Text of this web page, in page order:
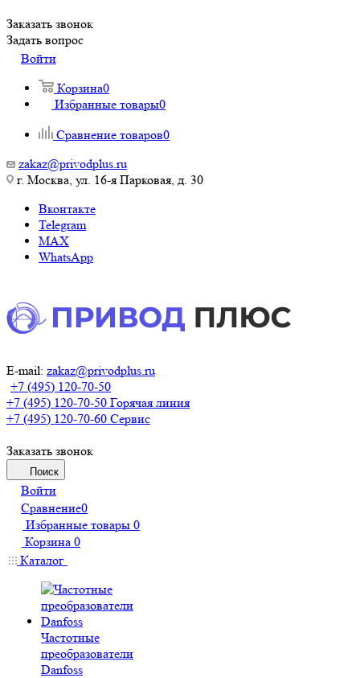
Заказать звонок
Задать вопрос
Войти
Корзина0
Избранные товары0
Сравнение товаров0
zakaz@privodplus.ru
г. Москва, ул. 16-я Парковая, д. 30
Вконтакте
Telegram
MAX
WhatsApp
E-mail: zakaz@privodplus.ru
+7 (495) 120-70-50
+7 (495) 120-70-50 Горячая линия
+7 (495) 120-70-60 Сервис
Заказать звонок
Поиск
Войти
Сравнение0
Избранные товары 0
Корзина 0
Каталог
Частотные
преобразователи
Danfoss